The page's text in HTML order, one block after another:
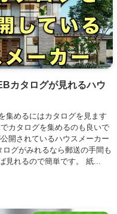
カタログが見れるハウ
集めるにはカタログを見ます
カタログを集めるのも良いで
開されているハウスメーカー
グがみれるなら郵送の手間も
見れるので簡単です。 紙...